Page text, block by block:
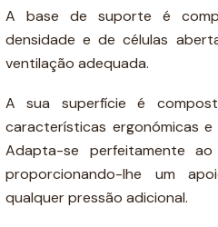
A base de suporte é
densidade e de células
ventilação adequada.
A sua superfície é
características ergonómicas e
Adapta-se perfeitamente
proporcionando-lhe um
qualquer pressão adicional.